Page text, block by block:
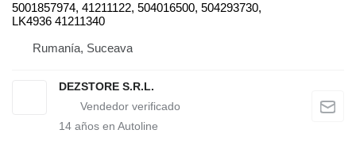
5001857974, 41211122, 504016500, 504293730,
LK4936 41211340
Rumanía, Suceava
DEZSTORE S.R.L.
14 años en Autoline